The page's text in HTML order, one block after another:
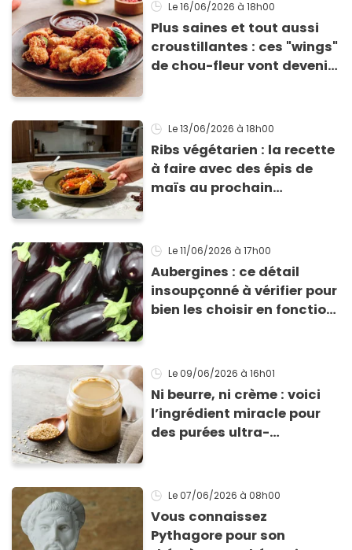
Le 16/06/2026 à 18h00
Plus saines et tout aussi
croustillantes : ces "wings"
de chou-fleur vont devenir
Le 13/06/2026 à 18h00
Ribs végétarien : la recette
à faire avec des épis de
maïs au prochain
Le 11/06/2026 à 17h00
Aubergines : ce détail
insoupçonné à vérifier pour
bien les choisir en fonction
Le 09/06/2026 à 16h01
Ni beurre, ni crème : voici
l’ingrédient miracle pour
des purées ultra-
bluffants
Le 07/06/2026 à 08h00
Vous connaissez
Pythagore pour son